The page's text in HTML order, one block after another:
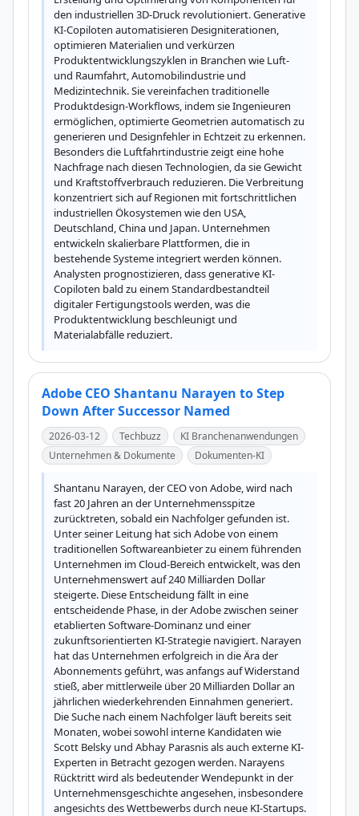
den industriellen 3D-Druck revolutioniert. Generative
KI-Copiloten automatisieren Designiterationen,
optimieren Materialien und verkürzen
Produktentwicklungszyklen in Branchen wie Luft-
und Raumfahrt, Automobilindustrie und
Medizintechnik. Sie vereinfachen traditionelle
Produktdesign-Workflows, indem sie Ingenieuren
ermöglichen, optimierte Geometrien automatisch zu
generieren und Designfehler in Echtzeit zu erkennen.
Besonders die Luftfahrtindustrie zeigt eine hohe
Nachfrage nach diesen Technologien, da sie Gewicht
und Kraftstoffverbrauch reduzieren. Die Verbreitung
konzentriert sich auf Regionen mit fortschrittlichen
industriellen Ökosystemen wie den USA,
Deutschland, China und Japan. Unternehmen
entwickeln skalierbare Plattformen, die in
bestehende Systeme integriert werden können.
Analysten prognostizieren, dass generative KI-
Copiloten bald zu einem Standardbestandteil
digitaler Fertigungstools werden, was die
Produktentwicklung beschleunigt und
Materialabfälle reduziert.
Adobe CEO Shantanu Narayen to Step
Down After Successor Named
2026-03-12 Techbuzz
KI Branchenanwendungen
Unternehmen & Dokumente
Dokumenten-KI
Shantanu Narayen, der CEO von Adobe, wird nach
fast 20 Jahren an der Unternehmensspitze
zurücktreten, sobald ein Nachfolger gefunden ist.
Unter seiner Leitung hat sich Adobe von einem
traditionellen Softwareanbieter zu einem führenden
Unternehmen im Cloud-Bereich entwickelt, was den
Unternehmenswert auf 240 Milliarden Dollar
steigerte. Diese Entscheidung fällt in eine
entscheidende Phase, in der Adobe zwischen seiner
etablierten Software-Dominanz und einer
zukunftsorientierten KI-Strategie navigiert. Narayen
hat das Unternehmen erfolgreich in die Ära der
Abonnements geführt, was anfangs auf Widerstand
stieß, aber mittlerweile über 20 Milliarden Dollar an
jährlichen wiederkehrenden Einnahmen generiert.
Die Suche nach einem Nachfolger läuft bereits seit
Monaten, wobei sowohl interne Kandidaten wie
Scott Belsky und Abhay Parasnis als auch externe KI-
Experten in Betracht gezogen werden. Narayens
Rücktritt wird als bedeutender Wendepunkt in der
Unternehmensgeschichte angesehen, insbesondere
angesichts des Wettbewerbs durch neue KI-Startups.